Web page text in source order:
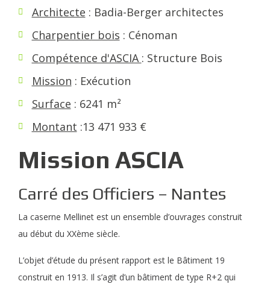
Architecte : Badia-Berger architectes
Charpentier bois : Cénoman
Compétence d'ASCIA : Structure Bois
Mission : Exécution
Surface : 6241 m²
Montant :13 471 933 €
Mission ASCIA
Carré des Officiers – Nantes
La caserne Mellinet est un ensemble d’ouvrages construit
au début du XXème siècle.
L’objet d’étude du présent rapport est le Bâtiment 19
construit en 1913. Il s’agit d’un bâtiment de type R+2 qui